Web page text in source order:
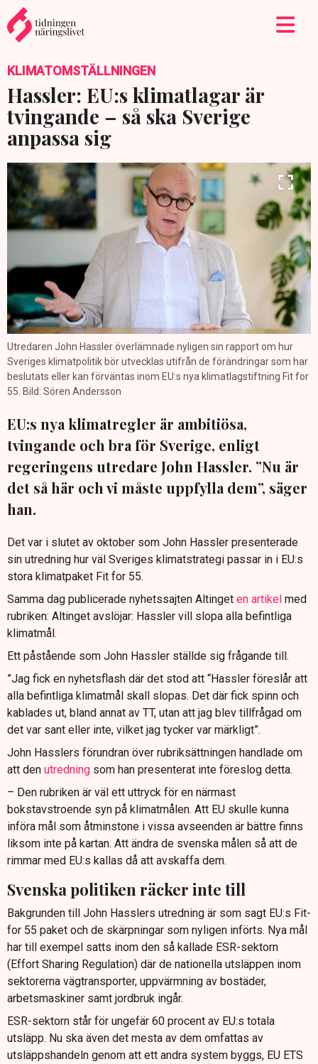
KLIMATOMSTÄLLNINGEN
Hassler: EU:s klimatlagar är
tvingande – så ska Sverige
anpassa sig
Utredaren John Hassler överlämnade nyligen sin rapport om hur
Sveriges klimatpolitik bör utvecklas utifrån de förändringar som har
beslutats eller kan förväntas inom EU:s nya klimatlagstiftning Fit for
55. Bild: Sören Andersson
EU:s nya klimatregler är ambitiösa,
tvingande och bra för Sverige, enligt
regeringens utredare John Hassler. ”Nu är
det så här och vi måste uppfylla dem”, säger
han.
Det var i slutet av oktober som John Hassler presenterade
sin utredning hur väl Sveriges klimatstrategi passar in i EU:s
stora klimatpaket Fit for 55.
Samma dag publicerade nyhetssajten Altinget en artikel med
rubriken: Altinget avslöjar: Hassler vill slopa alla befintliga
klimatmål.
Ett påstående som John Hassler ställde sig frågande till.
”Jag fick en nyhetsflash där det stod att “Hassler föreslår att
alla befintliga klimatmål skall slopas. Det där fick spinn och
kablades ut, bland annat av TT, utan att jag blev tillfrågad om
det var sant eller inte, vilket jag tycker var märkligt”.
John Hasslers förundran över rubriksättningen handlade om
att den utredning som han presenterat inte föreslog detta.
– Den rubriken är väl ett uttryck för en närmast
bokstavstroende syn på klimatmålen. Att EU skulle kunna
införa mål som åtminstone i vissa avseenden är bättre finns
liksom inte på kartan. Att ändra de svenska målen så att de
rimmar med EU:s kallas då att avskaffa dem.
Svenska politiken räcker inte till
Bakgrunden till John Hasslers utredning är som sagt EU:s Fit-
for 55 paket och de skärpningar som nyligen införts. Nya mål
har till exempel satts inom den så kallade ESR-sektorn
(Effort Sharing Regulation) där de nationella utsläppen inom
sektorerna vägtransporter, uppvärmning av bostäder,
arbetsmaskiner samt jordbruk ingår.
ESR-sektorn står för ungefär 60 procent av EU:s totala
utsläpp. Nu ska även det mesta av dem omfattas av
utsläppshandeln genom att ett andra system byggs, EU ETS